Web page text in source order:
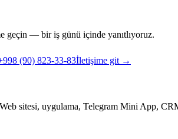
geçin — bir iş günü içinde yanıtlıyoruz.
(90) 823-33-83İletişime git →
sitesi, uygulama, Telegram Mini App,